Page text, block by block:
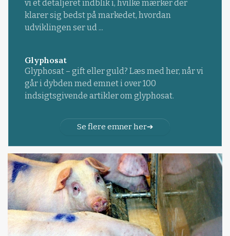
vi et detaljeret indblik i, hvilke mærker der
klarer sig bedst på markedet, hvordan
udviklingen ser ud ...
Glyphosat
Glyphosat – gift eller guld? Læs med her, når vi
går i dybden med emnet i over 100
indsigtsgivende artikler om glyphosat.
Se flere emner her